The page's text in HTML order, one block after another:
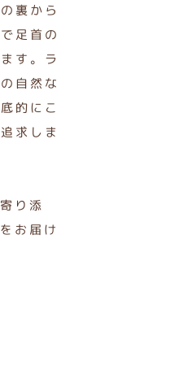
裏から
足首の
す。ラ
自然な
的にこ
求しま
り添
お届け